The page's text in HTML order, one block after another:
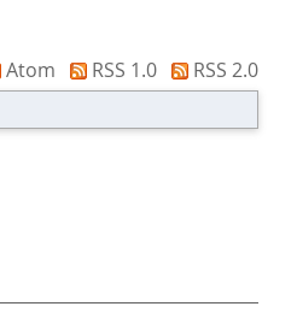
Atom RSS 1.0
RSS 2.0